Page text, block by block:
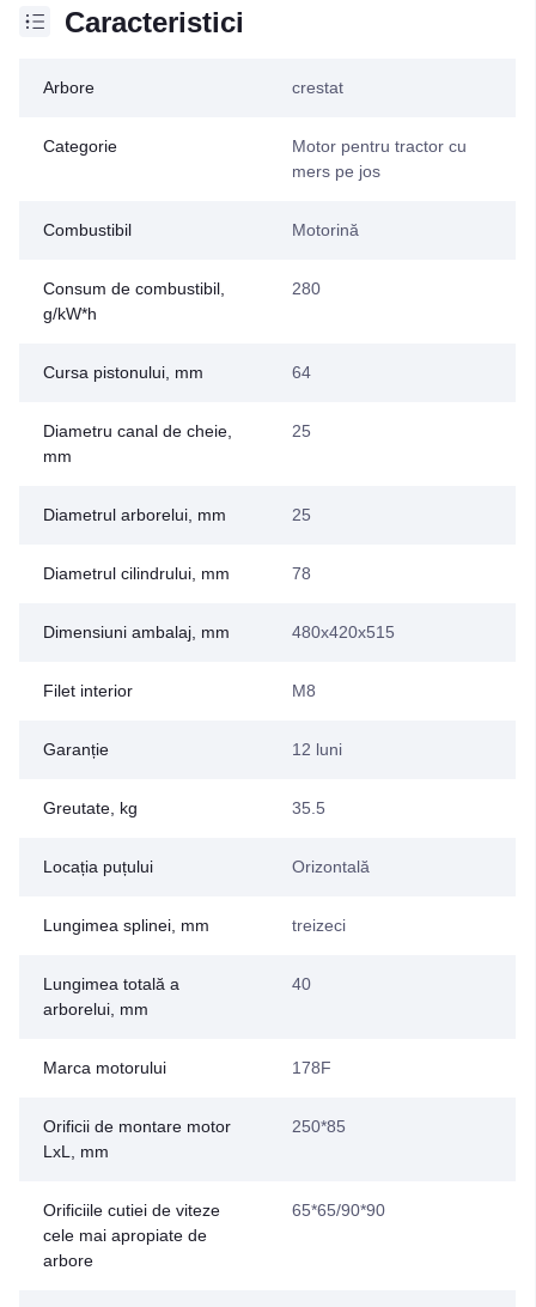
Caracteristici
Arbore crestat
Categorie
Motor pentru tractor cu
mers pe jos
Combustibil Motorină
Consum de combustibil,
g/kW*h
280
Cursa pistonului, mm 64
Diametru canal de cheie,
mm
25
Diametrul arborelui, mm 25
Diametrul cilindrului, mm 78
Dimensiuni ambalaj, mm 480x420x515
Filet interior M8
Garanție 12 luni
Greutate, kg 35.5
Locația puțului Orizontală
Lungimea splinei, mm treizeci
Lungimea totală a
arborelui, mm
40
Marca motorului 178F
Orificii de montare motor
LxL, mm
250*85
Orificiile cutiei de viteze
cele mai apropiate de
arbore
65*65/90*90